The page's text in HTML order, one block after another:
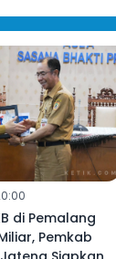
di Pemalang
Pemkab